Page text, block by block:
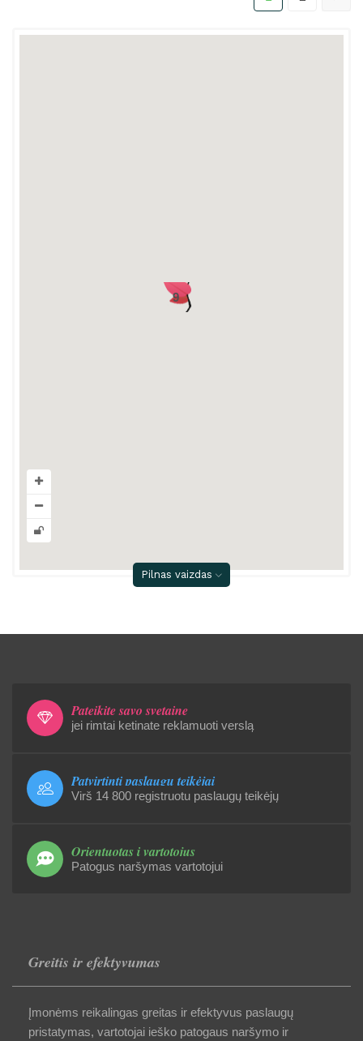
9
Pilnas vaizdas
Pateikite savo svetainę
jei rimtai ketinate reklamuoti verslą
Patvirtinti paslaugų teikėjai
Virš 14 800 registruotu paslaugų teikėjų
Orientuotas į vartotojus
Patogus naršymas vartotojui
Greitis ir efektyvumas
Įmonėms reikalingas greitas ir efektyvus paslaugų
pristatymas, vartotojai ieško patogaus naršymo ir